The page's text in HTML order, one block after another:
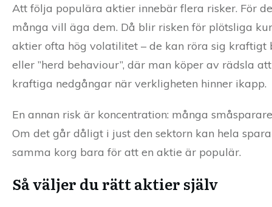
Att följa populära aktier innebär flera risker. För
många vill äga dem. Då blir risken för plötsliga
aktier ofta hög volatilitet – de kan röra sig
eller ”herd behaviour”, där man köper av rädsla
kraftiga nedgångar när verkligheten hinner ikapp.
En annan risk är koncentration: många
Om det går dåligt i just den sektorn kan hela
samma korg bara för att en aktie är populär.
Så väljer du rätt aktier själv